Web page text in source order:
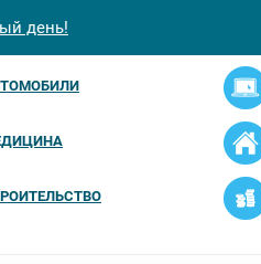
день!